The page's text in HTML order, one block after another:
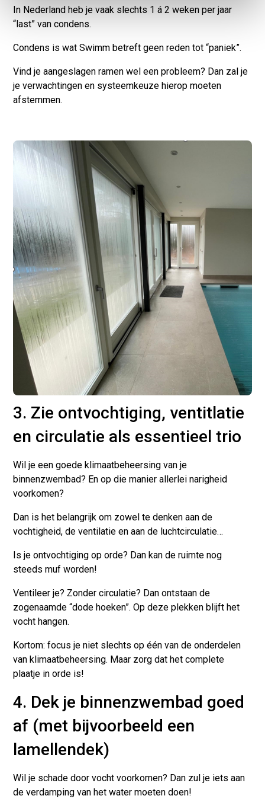
In Nederland heb je vaak slechts 1 á 2 weken per jaar
“last” van condens.
Condens is wat Swimm betreft geen reden tot “paniek”.
Vind je aangeslagen ramen wel een probleem? Dan zal je
je verwachtingen en systeemkeuze hierop moeten
afstemmen.
3. Zie ontvochtiging, ventitlatie
en circulatie als essentieel trio
Wil je een goede klimaatbeheersing van je
binnenzwembad? En op die manier allerlei narigheid
voorkomen?
Dan is het belangrijk om zowel te denken aan de
vochtigheid, de ventilatie en aan de luchtcirculatie…
Is je ontvochtiging op orde? Dan kan de ruimte nog
steeds muf worden!
Ventileer je? Zonder circulatie? Dan ontstaan de
zogenaamde “dode hoeken”. Op deze plekken blijft het
vocht hangen.
Kortom: focus je niet slechts op één van de onderdelen
van klimaatbeheersing. Maar zorg dat het complete
plaatje in orde is!
4. Dek je binnenzwembad goed
af (met bijvoorbeeld een
lamellendek)
Wil je schade door vocht voorkomen? Dan zul je iets aan
de verdamping van het water moeten doen!